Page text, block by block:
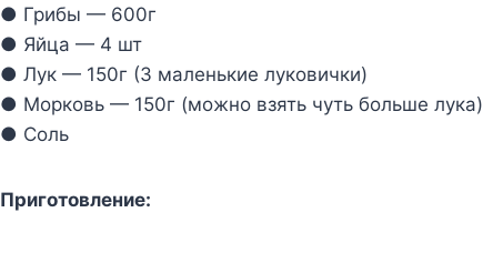
● Грибы — 600г
● Яйца — 4 шт
● Лук — 150г (3 маленькие луковички)
● Морковь — 150г (можно взять чуть больше лука)
● Соль
Приготовление: